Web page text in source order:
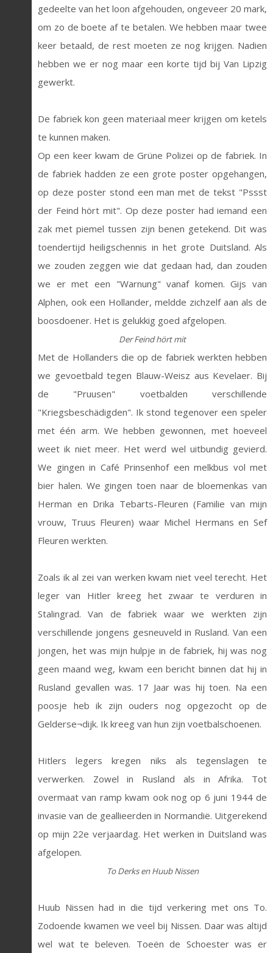
gedeelte van het loon afgehouden, ongeveer 20 mark,
om zo de boete af te betalen. We hebben maar twee
keer betaald, de rest moeten ze nog krijgen. Nadien
hebben we er nog maar een korte tijd bij Van Lipzig
gewerkt.
De fabriek kon geen materiaal meer krijgen om ketels
te kunnen maken.
Op een keer kwam de Grüne Polizei op de fabriek. In
de fabriek hadden ze een grote poster opgehangen,
op deze poster stond een man met de tekst "Pssst
der Feind hört mit". Op deze poster had iemand een
zak met piemel tussen zijn benen getekend. Dit was
toendertijd heiligschennis in het grote Duitsland. Als
we zouden zeggen wie dat gedaan had, dan zouden
we er met een "Warnung" vanaf komen. Gijs van
Alphen, ook een Hollander, meldde zichzelf aan als de
boosdoener. Het is gelukkig goed afgelopen.
Der Feind hört mit
Met de Hollanders die op de fabriek werkten hebben
we gevoetbald tegen Blauw-Weisz aus Kevelaer. Bij
de "Pruusen" voetbalden verschillende
"Kriegsbeschädigden". Ik stond tegenover een speler
met één arm. We hebben gewonnen, met hoeveel
weet ik niet meer. Het werd wel uitbundig gevierd.
We gingen in Café Prinsenhof een melkbus vol met
bier halen. We gingen toen naar de bloemenkas van
Herman en Drika Tebarts-Fleuren (Familie van mijn
vrouw, Truus Fleuren) waar Michel Hermans en Sef
Fleuren werkten.
Zoals ik al zei van werken kwam niet veel terecht. Het
leger van Hitler kreeg het zwaar te verduren in
Stalingrad. Van de fabriek waar we werkten zijn
verschillende jongens gesneuveld in Rusland. Van een
jongen, het was mijn hulpje in de fabriek, hij was nog
geen maand weg, kwam een bericht binnen dat hij in
Rusland gevallen was. 17 Jaar was hij toen. Na een
poosje heb ik zijn ouders nog opgezocht op de
Gelderse¬dijk. Ik kreeg van hun zijn voetbalschoenen.
Hitlers legers kregen niks als tegenslagen te
verwerken. Zowel in Rusland als in Afrika. Tot
overmaat van ramp kwam ook nog op 6 juni 1944 de
invasie van de geallieerden in Normandië. Uitgerekend
op mijn 22e verjaardag. Het werken in Duitsland was
afgelopen.
To Derks en Huub Nissen
Huub Nissen had in die tijd verkering met ons To.
Zodoende kwamen we veel bij Nissen. Daar was altijd
wel wat te beleven. Toeën de Schoester was er